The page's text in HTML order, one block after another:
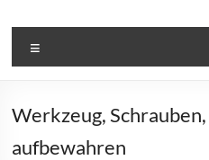
Werkzeug,
aufbewahren